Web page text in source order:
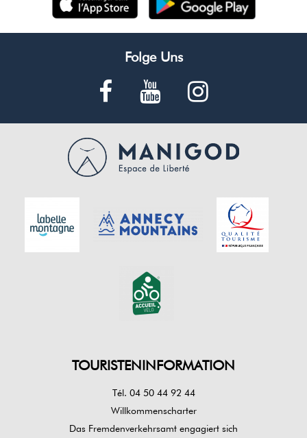
Folge Uns
TOURISTENINFORMATION
Tél. 04 50 44 92 44
Willkommenscharter
Das Fremdenverkehrsamt engagiert sich